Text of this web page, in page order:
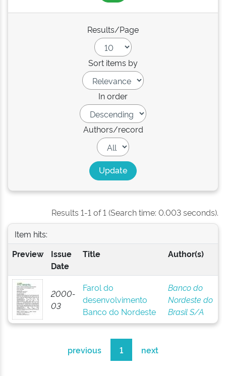
Results/Page
Sort items by
In order
Authors/record
Results 1-1 of 1 (Search time: 0.003 seconds).
Item hits:
Preview
Issue
Date
Title Author(s)
2000-
03
Farol do
desenvolvimento
Banco do Nordeste
Banco do
Nordeste do
Brasil S/A
previous 1 next